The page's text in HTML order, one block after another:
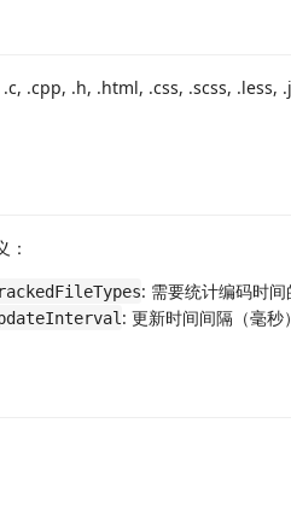
.cpp, .h, .html, .css, .scss,
：
: 需要统计编码时
: 更新时间间隔（毫秒）